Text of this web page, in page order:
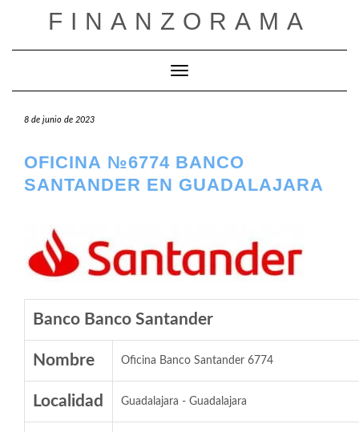
FINANZORAMA
Cambiar modo de navegación
8 de junio de 2023
OFICINA №6774 BANCO
SANTANDER EN GUADALAJARA
Banco Banco Santander
Nombre Oficina Banco Santander 6774
Localidad Guadalajara - Guadalajara